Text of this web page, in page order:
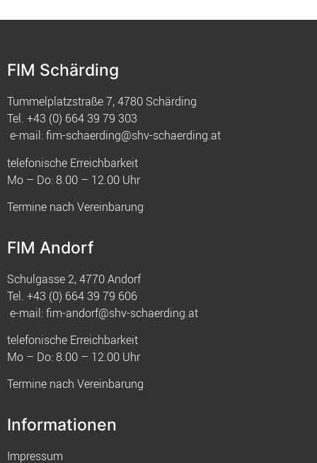
FIM Schärding
Tummelplatzstraße 7, 4780 Schärding
Tel. +43 (0) 664 39 79 303
e-mail:fim-schaerding@shv-schaerding.at
telefonische Erreichbarkeit
Mo – Do: 8.00 – 12.00 Uhr
Termine nach Vereinbarung
FIM Andorf
Schulgasse 2, 4770 Andorf
Tel. +43 (0) 664 39 79 606
e-mail:fim-andorf@shv-schaerding.at
telefonische Erreichbarkeit
Mo – Do: 8.00 – 12.00 Uhr
Termine nach Vereinbarung
Informationen
Impressum